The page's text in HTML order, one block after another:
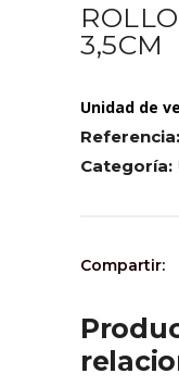
3,5CM
Unidad de
Referencia:
Categoría:
Compartir: